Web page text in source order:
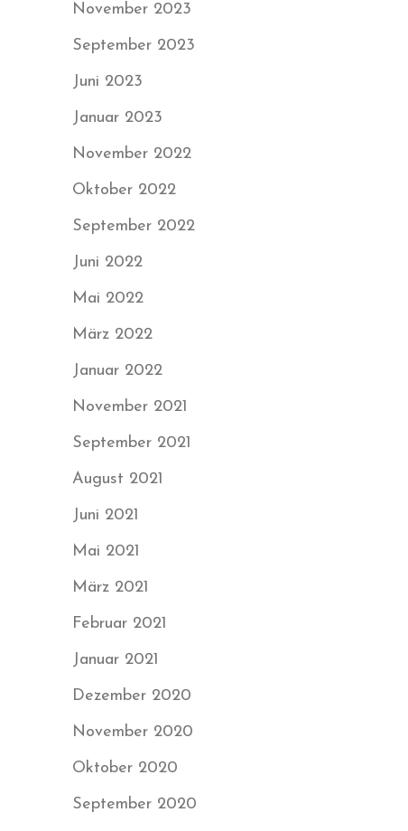
November 2023
September 2023
Juni 2023
Januar 2023
November 2022
Oktober 2022
September 2022
Juni 2022
Mai 2022
März 2022
Januar 2022
November 2021
September 2021
August 2021
Juni 2021
Mai 2021
März 2021
Februar 2021
Januar 2021
Dezember 2020
November 2020
Oktober 2020
September 2020